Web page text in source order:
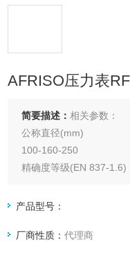
AFRISO压力表
简要描述：相关参数：
公称直径(mm)
100-160-250
精确度等级(EN 837-1.6)
量程(EN837-1/5)
0/0.6到0/1000 bar
产品型号：
厂商性质：代理商